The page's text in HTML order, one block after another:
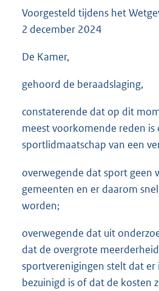
Voorgesteld tijdens het
2 december 2024
De Kamer,
gehoord de beraadslaging,
constaterende dat op dit
meest voorkomende reden is
sportlidmaatschap van een
overwegende dat sport geen
gemeenten en er daarom
worden;
overwegende dat uit
dat de overgrote
sportverenigingen stelt dat er
bezuinigd is of dat de kosten